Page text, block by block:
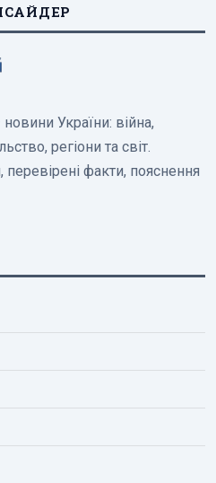
України: війна,
регіони та світ.
факти, пояснення